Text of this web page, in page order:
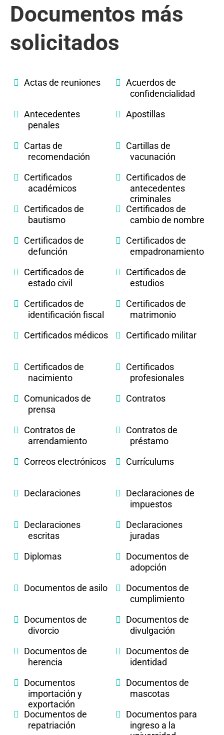
Documentos más
solicitados
Actas de reuniones
Acuerdos de
confidencialidad
Antecedentes
penales
Apostillas
Cartas de
recomendación
Cartillas de
vacunación
Certificados
académicos
Certificados de
antecedentes
criminales
Certificados de
bautismo
Certificados de
cambio de nombre
Certificados de
defunción
Certificados de
empadronamiento
Certificados de
estado civil
Certificados de
estudios
Certificados de
identificación fiscal
Certificados de
matrimonio
Certificados médicos
Certificado militar
Certificados de
nacimiento
Certificados
profesionales
Comunicados de
prensa
Contratos
Contratos de
arrendamiento
Contratos de
préstamo
Correos electrónicos
Currículums
Declaraciones
Declaraciones de
impuestos
Declaraciones
escritas
Declaraciones
juradas
Diplomas
Documentos de
adopción
Documentos de asilo
Documentos de
cumplimiento
Documentos de
divorcio
Documentos de
divulgación
Documentos de
herencia
Documentos de
identidad
Documentos
importación y
exportación
Documentos de
mascotas
Documentos de
repatriación
Documentos para
ingreso a la